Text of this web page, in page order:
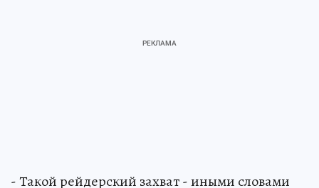
- Такой рейдерский захват - иными словами